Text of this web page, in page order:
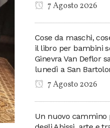
7 Agosto 2026
Cose da maschi,
il libro per bambini
Ginevra Van Deflor
lunedì a San
7 Agosto 2026
Un nuovo cammino